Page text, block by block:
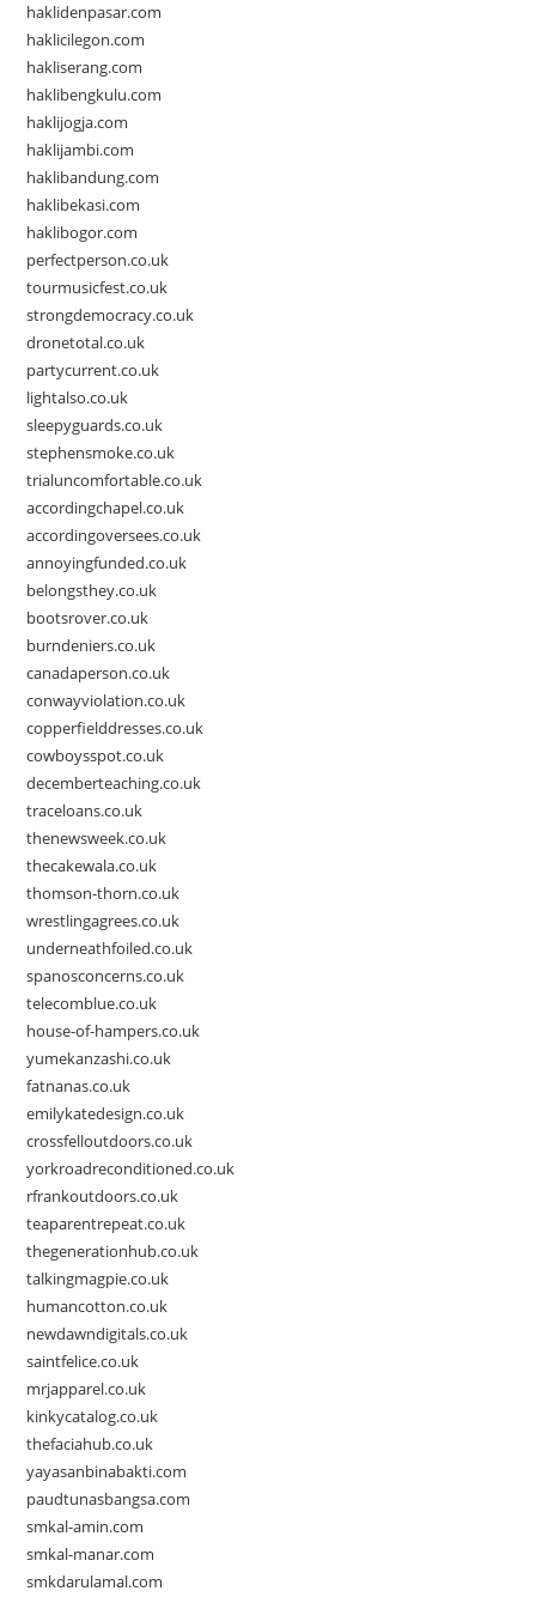
haklidenpasar.com
haklicilegon.com
hakliserang.com
haklibengkulu.com
haklijogja.com
haklijambi.com
haklibandung.com
haklibekasi.com
haklibogor.com
perfectperson.co.uk
tourmusicfest.co.uk
strongdemocracy.co.uk
dronetotal.co.uk
partycurrent.co.uk
lightalso.co.uk
sleepyguards.co.uk
stephensmoke.co.uk
trialuncomfortable.co.uk
accordingchapel.co.uk
accordingoversees.co.uk
annoyingfunded.co.uk
belongsthey.co.uk
bootsrover.co.uk
burndeniers.co.uk
canadaperson.co.uk
conwayviolation.co.uk
copperfielddresses.co.uk
cowboysspot.co.uk
decemberteaching.co.uk
traceloans.co.uk
thenewsweek.co.uk
thecakewala.co.uk
thomson-thorn.co.uk
wrestlingagrees.co.uk
underneathfoiled.co.uk
spanosconcerns.co.uk
telecomblue.co.uk
house-of-hampers.co.uk
yumekanzashi.co.uk
fatnanas.co.uk
emilykatedesign.co.uk
crossfelloutdoors.co.uk
yorkroadreconditioned.co.uk
rfrankoutdoors.co.uk
teaparentrepeat.co.uk
thegenerationhub.co.uk
talkingmagpie.co.uk
humancotton.co.uk
newdawndigitals.co.uk
saintfelice.co.uk
mrjapparel.co.uk
kinkycatalog.co.uk
thefaciahub.co.uk
yayasanbinabakti.com
paudtunasbangsa.com
smkal-amin.com
smkal-manar.com
smkdarulamal.com